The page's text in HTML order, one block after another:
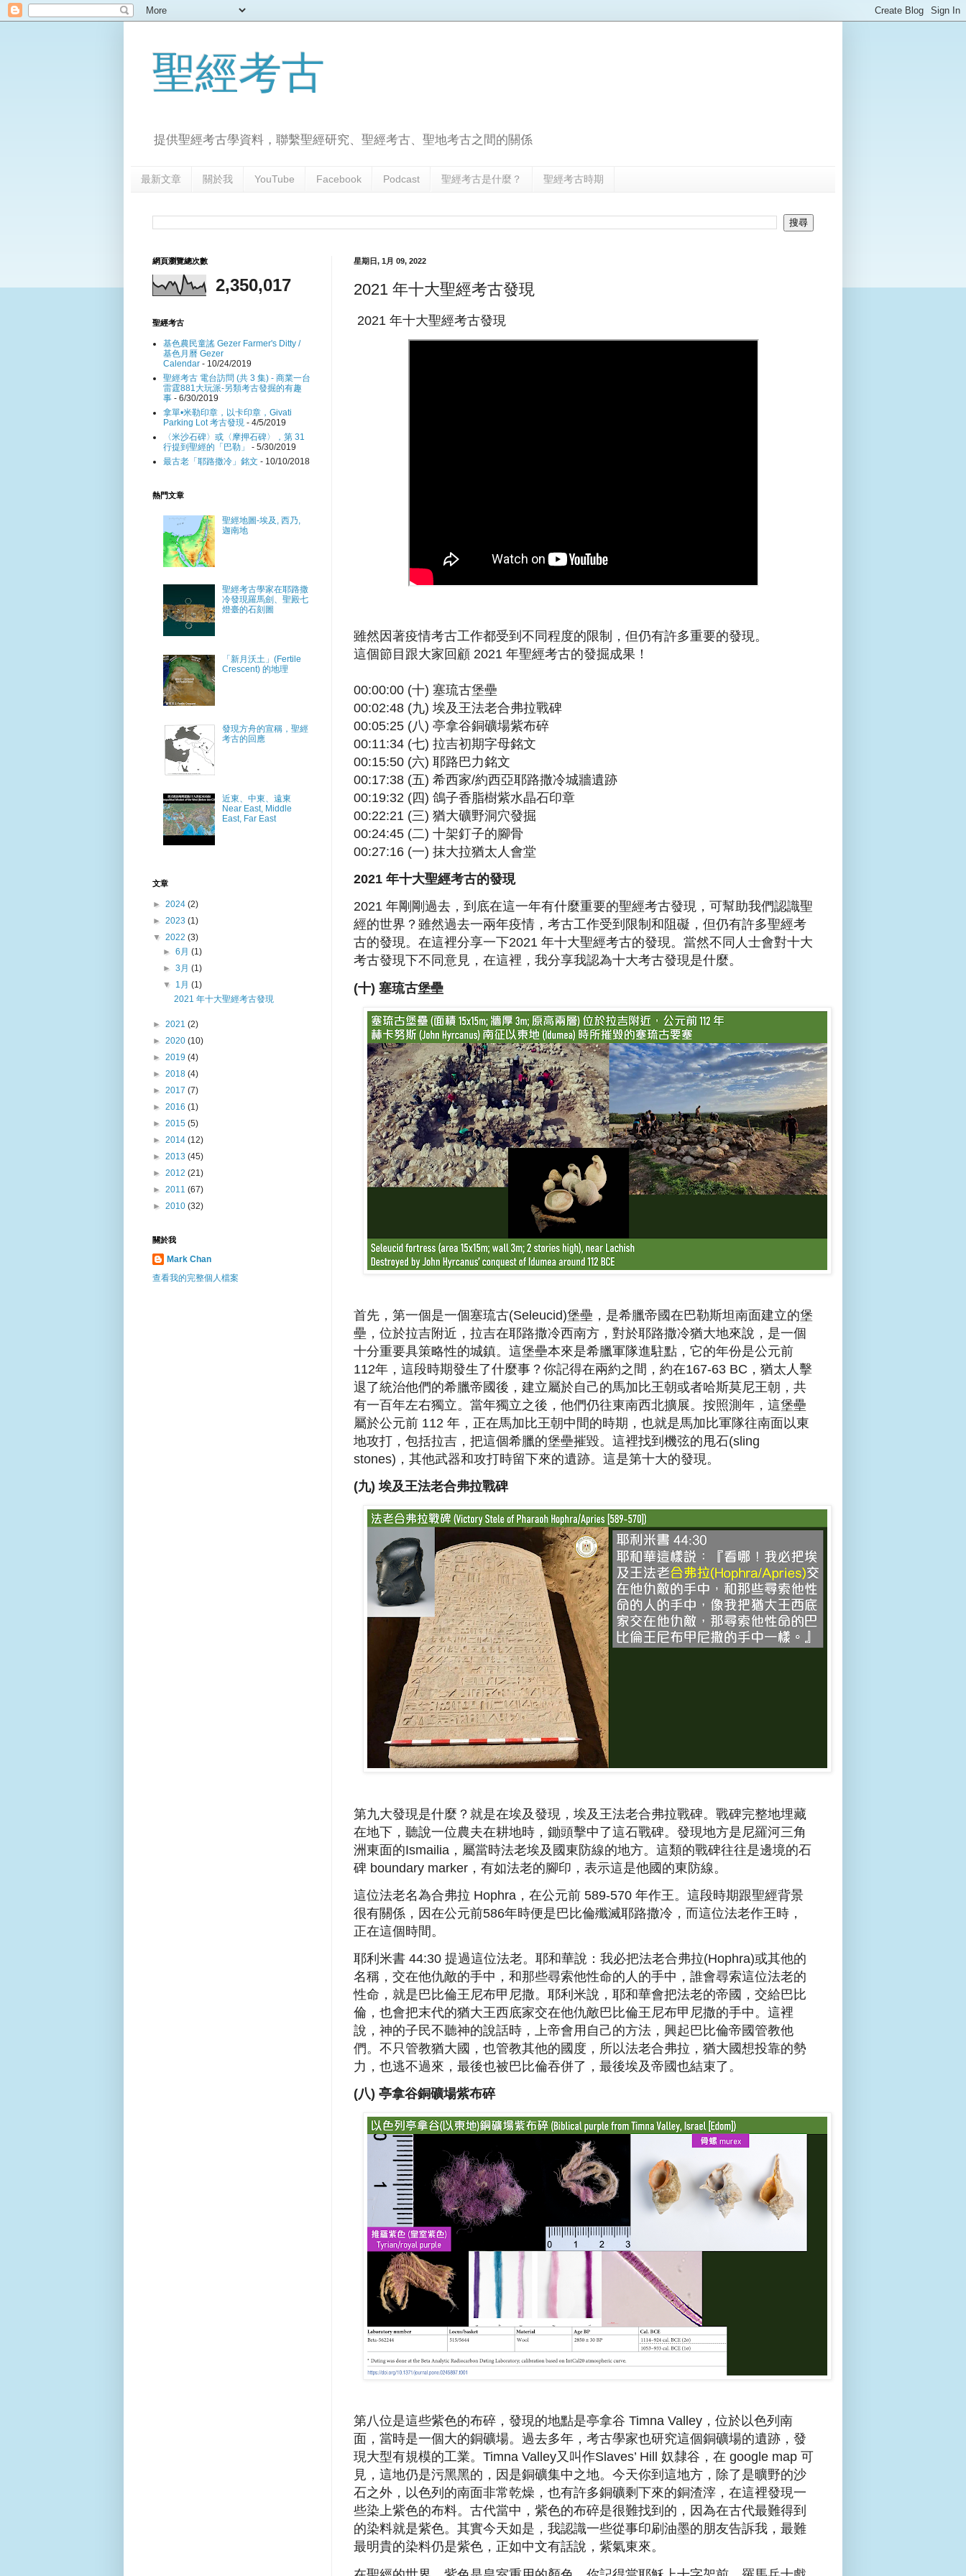
聖經考古
提供聖經考古學資料，聯繫聖經研究、聖經考古、聖地考古之間的關係
最新文章 關於我 YouTube Facebook Podcast 聖經考古是什麼？ 聖經考古時期
星期日, 1月 09, 2022
2021 年十大聖經考古發現
2021 年十大聖經考古發現
雖然因著疫情考古工作都受到不同程度的限制，但仍有許多重要的發現。
這個節目跟大家回顧 2021 年聖經考古的發掘成果！
00:00:00 (十) 塞琉古堡壘
00:02:48 (九) 埃及王法老合弗拉戰碑
00:05:25 (八) 亭拿谷銅礦場紫布碎
00:11:34 (七) 拉吉初期字母銘文
00:15:50 (六) 耶路巴力銘文
00:17:38 (五) 希西家/約西亞耶路撒冷城牆遺跡
00:19:32 (四) 鴿子香脂樹紫水晶石印章
00:22:21 (三) 猶大礦野洞穴發掘
00:24:45 (二) 十架釘子的腳骨
00:27:16 (一) 抹大拉猶太人會堂
2021 年十大聖經考古的發現
2021 年剛剛過去，到底在這一年有什麼重要的聖經考古發現，可幫助我們認識聖
經的世界？雖然過去一兩年疫情，考古工作受到限制和阻礙，但仍有許多聖經考
古的發現。在這裡分享一下2021 年十大聖經考古的發現。當然不同人士會對十大
考古發現下不同意見，在這裡，我分享我認為十大考古發現是什麼。
(十) 塞琉古堡壘
首先，第一個是一個塞琉古(Seleucid)堡壘，是希臘帝國在巴勒斯坦南面建立的堡
壘，位於拉吉附近，拉吉在耶路撒冷西南方，對於耶路撒冷猶大地來說，是一個
十分重要具策略性的城鎮。這堡壘本來是希臘軍隊進駐點，它的年份是公元前
112年，這段時期發生了什麼事？你記得在兩約之間，約在167-63 BC，猶太人擊
退了統治他們的希臘帝國後，建立屬於自己的馬加比王朝或者哈斯莫尼王朝，共
有一百年左右獨立。當年獨立之後，他們仍往東南西北擴展。按照測年，這堡壘
屬於公元前 112 年，正在馬加比王朝中間的時期，也就是馬加比軍隊往南面以東
地攻打，包括拉吉，把這個希臘的堡壘摧毀。這裡找到機弦的甩石(sling
stones)，其他武器和攻打時留下來的遺跡。這是第十大的發現。
(九) 埃及王法老合弗拉戰碑
第九大發現是什麼？就是在埃及發現，埃及王法老合弗拉戰碑。戰碑完整地埋藏
在地下，聽說一位農夫在耕地時，鋤頭擊中了這石戰碑。發現地方是尼羅河三角
洲東面的Ismailia，屬當時法老埃及國東防線的地方。這類的戰碑往往是邊境的石
碑 boundary marker，有如法老的腳印，表示這是他國的東防線。
這位法老名為合弗拉 Hophra，在公元前 589-570 年作王。這段時期跟聖經背景
很有關係，因在公元前586年時便是巴比倫殲滅耶路撒冷，而這位法老作王時，
正在這個時間。
耶利米書 44:30 提過這位法老。耶和華說：我必把法老合弗拉(Hophra)或其他的
名稱，交在他仇敵的手中，和那些尋索他性命的人的手中，誰會尋索這位法老的
性命，就是巴比倫王尼布甲尼撒。耶利米說，耶和華會把法老的帝國，交給巴比
倫，也會把末代的猶大王西底家交在他仇敵巴比倫王尼布甲尼撒的手中。這裡
說，神的子民不聽神的說話時，上帝會用自己的方法，興起巴比倫帝國管教他
們。不只管教猶大國，也管教其他的國度，所以法老合弗拉，猶大國想投靠的勢
力，也逃不過來，最後也被巴比倫吞併了，最後埃及帝國也結束了。
(八) 亭拿谷銅礦場紫布碎
第八位是這些紫色的布碎，發現的地點是亭拿谷 Timna Valley，位於以色列南
面，當時是一個大的銅礦場。過去多年，考古學家也研究這個銅礦場的遺跡，發
現大型有規模的工業。Timna Valley又叫作Slaves’ Hill 奴隸谷，在 google map 可
見，這地仍是污黑黑的，因是銅礦集中之地。今天你到這地方，除了是曠野的沙
石之外，以色列的南面非常乾燥，也有許多銅礦剩下來的銅渣滓，在這裡發現一
些染上紫色的布料。古代當中，紫色的布碎是很難找到的，因為在古代最難得到
的染料就是紫色。其實今天如是，我認識一些從事印刷油墨的朋友告訴我，最難
最明貴的染料仍是紫色，正如中文有話說，紫氣東來。
網頁瀏覽總次數
2,350,017
聖經考古
基色農民童謠 Gezer Farmer's Ditty /
基色月曆 Gezer
Calendar - 10/24/2019
聖經考古 電台訪問 (共 3 集) - 商業一台
雷霆881大玩派-另類考古發掘的有趣
事 - 6/30/2019
拿單•米勒印章，以卡印章，Givati
Parking Lot 考古發現 - 4/5/2019
〈米沙石碑〉或〈摩押石碑〉，第 31
行提到聖經的「巴勒」
- 5/30/2019
最古老「耶路撒冷」銘文 - 10/10/2018
熱門文章
聖經地圖-埃及, 西乃,
迦南地
聖經考古學家在耶路撒
冷發現羅馬劍、聖殿七
燈臺的石刻圖
「新月沃土」(Fertile
Crescent) 的地理
發現方舟的宣稱，聖經
考古的回應
近東、中東、遠東
Near East, Middle
East, Far East
文章
► 2024 (2)
► 2023 (1)
▼ 2022 (3)
►6月(1)
►3月(1)
▼ 1月(1)
2021 年十大聖經考古發現
► 2021 (2)
► 2020 (10)
► 2019 (4)
► 2018 (4)
► 2017 (7)
► 2016 (1)
► 2015 (5)
► 2014 (12)
► 2013 (45)
► 2012 (21)
► 2011 (67)
► 2010 (32)
關於我
Mark Chan
查看我的完整個人檔案